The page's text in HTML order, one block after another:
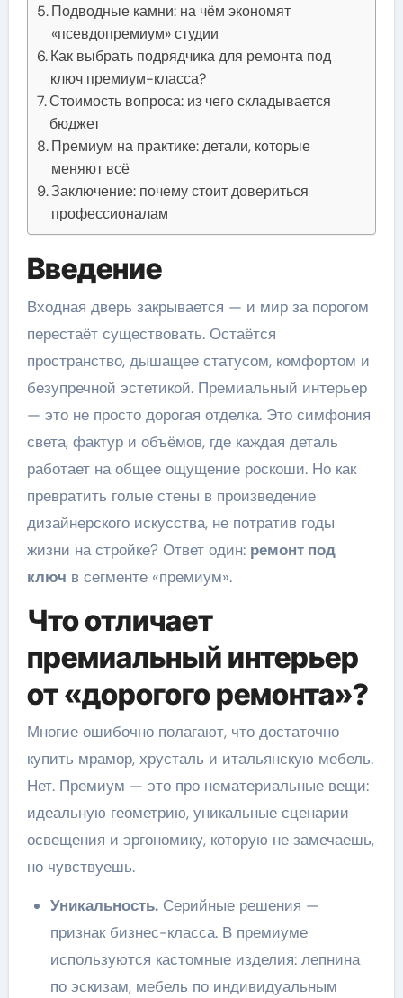
Подводные камни: на чём экономят
«псевдопремиум» студии
Как выбрать подрядчика для ремонта под
ключ премиум-класса?
Стоимость вопроса: из чего складывается
бюджет
Премиум на практике: детали, которые
меняют всё
Заключение: почему стоит довериться
профессионалам
Введение
Входная дверь закрывается — и мир за порогом
перестаёт существовать. Остаётся
пространство, дышащее статусом, комфортом и
безупречной эстетикой. Премиальный интерьер
— это не просто дорогая отделка. Это симфония
света, фактур и объёмов, где каждая деталь
работает на общее ощущение роскоши. Но как
превратить голые стены в произведение
дизайнерского искусства, не потратив годы
жизни на стройке? Ответ один: ремонт под
ключ в сегменте «премиум».
Что отличает
премиальный интерьер
от «дорогого ремонта»?
Многие ошибочно полагают, что достаточно
купить мрамор, хрусталь и итальянскую мебель.
Нет. Премиум — это про нематериальные вещи:
идеальную геометрию, уникальные сценарии
освещения и эргономику, которую не замечаешь,
но чувствуешь.
Уникальность.Серийные решения —
признак бизнес-класса. В премиуме
используются кастомные изделия: лепнина
по эскизам, мебель по индивидуальным